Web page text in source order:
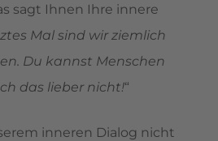
sagt Ihnen Ihre innere
Mal sind wir ziemlich
Du kannst Menschen
das lieber nicht!“
inneren Dialog nicht